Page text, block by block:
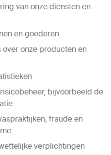
van onze diensten en
en goederen
onze producten en
bijvoorbeeld de
fraude en
verplichtingen